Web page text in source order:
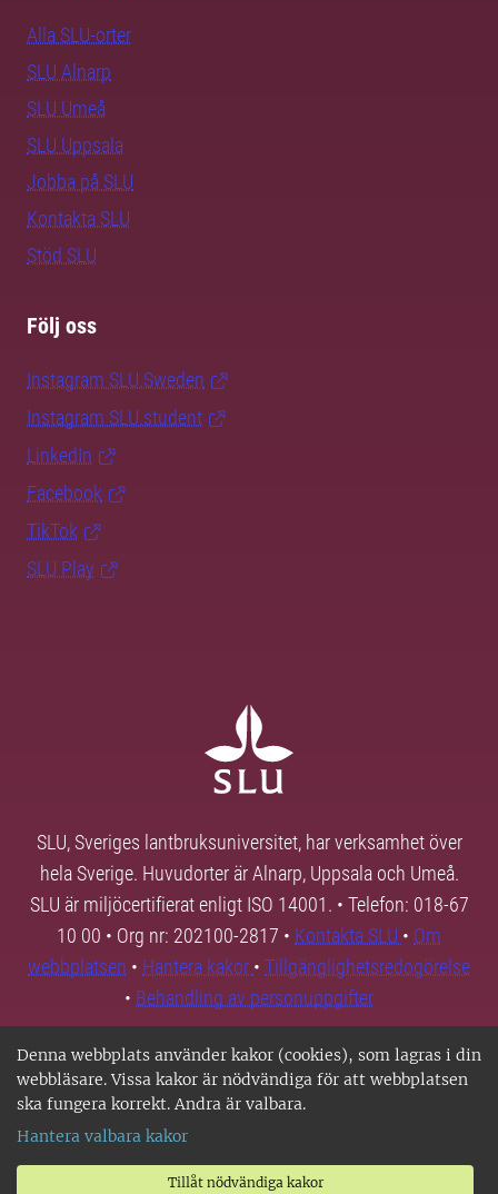
Denna webbplats använder kakor (cookies), som lagras i din
webbläsare. Vissa kakor är nödvändiga för att webbplatsen
ska fungera korrekt. Andra är valbara.
Hantera valbara kakor
Tillåt nödvändiga kakor
Alla SLU-orter
SLU Alnarp
SLU Umeå
SLU Uppsala
Jobba på SLU
Kontakta SLU
Stöd SLU
Följ oss
Instagram SLU.Sweden
Instagram SLU.student
LinkedIn
Facebook
TikTok
SLU Play
SLU, Sveriges lantbruksuniversitet, har verksamhet över
hela Sverige. Huvudorter är Alnarp, Uppsala och Umeå.
SLU är miljöcertifierat enligt ISO 14001. • Telefon: 018-67
10 00 • Org nr: 202100-2817 • Kontakta SLU • Om
webbplatsen • Hantera kakor • Tillgänglighetsredogörelse
• Behandling av personuppgifter